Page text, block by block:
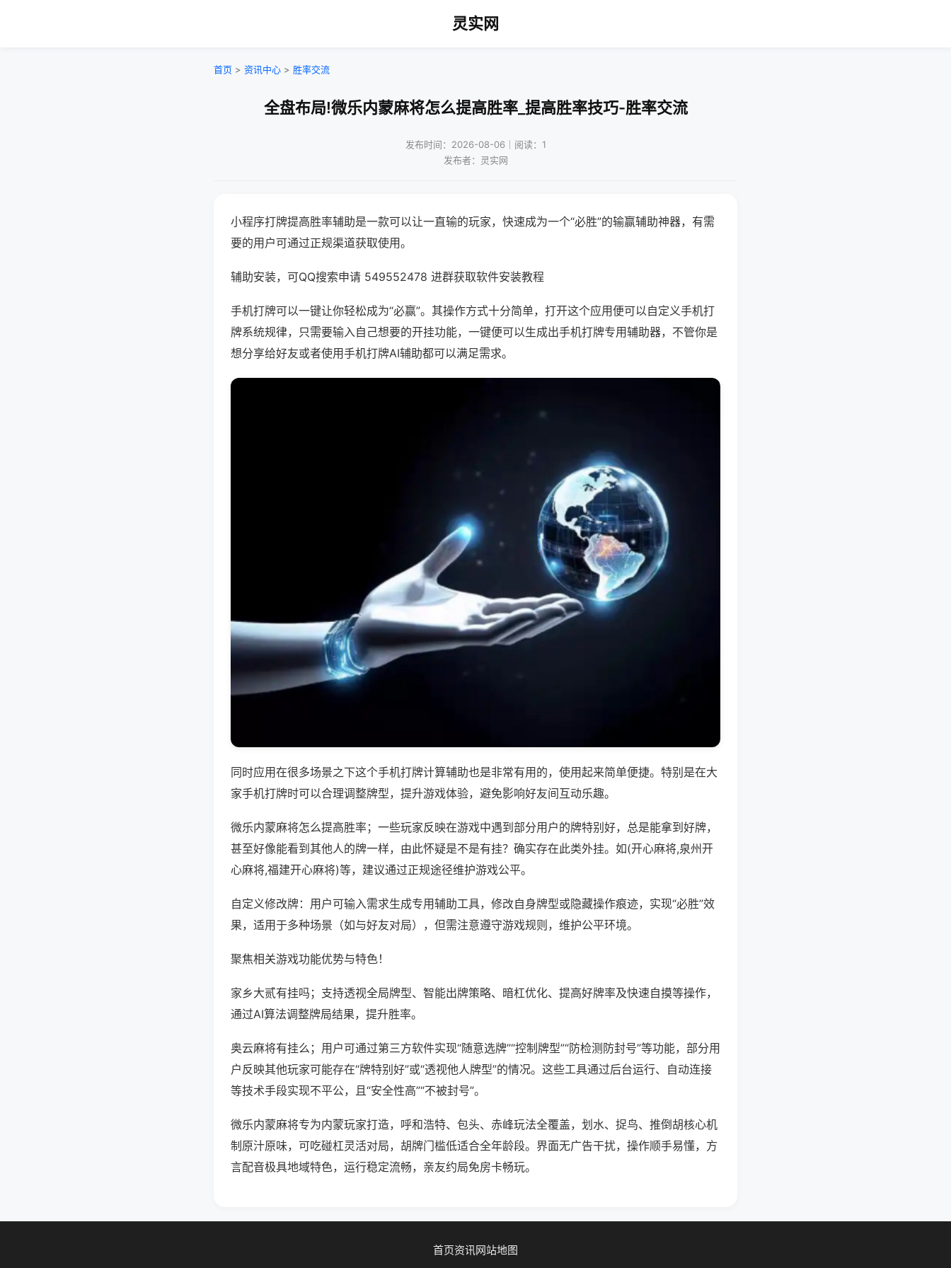
灵实网
首页 > 资讯中心 > 胜率交流
全盘布局!微乐内蒙麻将怎么提高胜率_提高胜率技巧-胜率交流
发布时间：2026-08-06｜阅读：1
发布者：灵实网
小程序打牌提高胜率辅助是一款可以让一直输的玩家，快速成为一个“必胜”的输赢辅助神器，有需
要的用户可通过正规渠道获取使用。
辅助安装，可QQ搜索申请 549552478 进群获取软件安装教程
手机打牌可以一键让你轻松成为“必赢”。其操作方式十分简单，打开这个应用便可以自定义手机打
牌系统规律，只需要输入自己想要的开挂功能，一键便可以生成出手机打牌专用辅助器，不管你是
想分享给好友或者使用手机打牌AI辅助都可以满足需求。
同时应用在很多场景之下这个手机打牌计算辅助也是非常有用的，使用起来简单便捷。特别是在大
家手机打牌时可以合理调整牌型，提升游戏体验，避免影响好友间互动乐趣。
微乐内蒙麻将怎么提高胜率；一些玩家反映在游戏中遇到部分用户的牌特别好，总是能拿到好牌，
甚至好像能看到其他人的牌一样，由此怀疑是不是有挂？确实存在此类外挂。如(开心麻将,泉州开
心麻将,福建开心麻将)等，建议通过正规途径维护游戏公平。
自定义修改牌：用户可输入需求生成专用辅助工具，修改自身牌型或隐藏操作痕迹，实现“必胜”效
果，适用于多种场景（如与好友对局），但需注意遵守游戏规则，维护公平环境。
聚焦相关游戏功能优势与特色！
家乡大贰有挂吗；支持透视全局牌型、智能出牌策略、暗杠优化、提高好牌率及快速自摸等操作，
通过AI算法调整牌局结果，提升胜率。
奥云麻将有挂么；用户可通过第三方软件实现“随意选牌”“控制牌型”“防检测防封号”等功能，部分用
户反映其他玩家可能存在“牌特别好”或“透视他人牌型”的情况。这些工具通过后台运行、自动连接
等技术手段实现不平公，且“安全性高”“不被封号”。
微乐内蒙麻将专为内蒙玩家打造，呼和浩特、包头、赤峰玩法全覆盖，划水、捉鸟、推倒胡核心机
制原汁原味，可吃碰杠灵活对局，胡牌门槛低适合全年龄段。界面无广告干扰，操作顺手易懂，方
言配音极具地域特色，运行稳定流畅，亲友约局免房卡畅玩。
首页资讯网站地图